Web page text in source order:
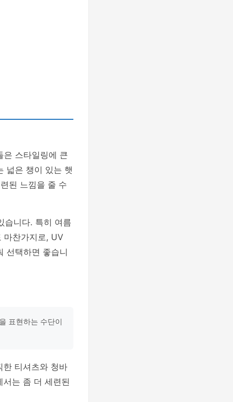
은 스타일링에 큰
넓은 챙이 있는 햇
된 느낌을 줄 수
습니다. 특히 여름
마찬가지로, UV
선택하면 좋습니
표현하는 수단이
한 티셔츠와 청바
서는 좀 더 세련된